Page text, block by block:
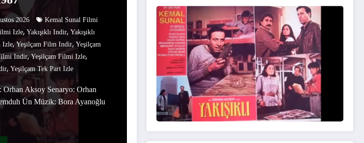
2026
Kemal Sunal Filmi
Izle, Yakışıklı Indir, Yakışıklı
Izle,Yeşilçam Film Indir, Yeşilçam
Indir,Yeşilçam Filmi Izle,
, Yeşilçam Tek Part Izle
Orhan Aksoy Senaryo: Orhan
Ün Müzik: Bora Ayanoğlu